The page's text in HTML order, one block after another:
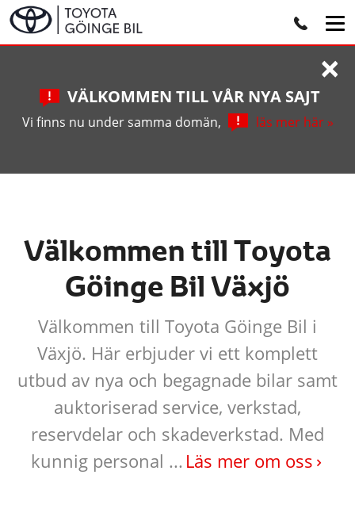
VÄLKOMMEN TILL VÅR NYA SAJT
Vi finns nu under samma domän, läs mer här »
×
Välkommen till Toyota
Göinge Bil Växjö
Välkommen till Toyota Göinge Bil i
Växjö. Här erbjuder vi ett komplett
utbud av nya och begagnade bilar samt
auktoriserad service, verkstad,
reservdelar och skadeverkstad. Med
kunnig personal ... Läs mer om oss